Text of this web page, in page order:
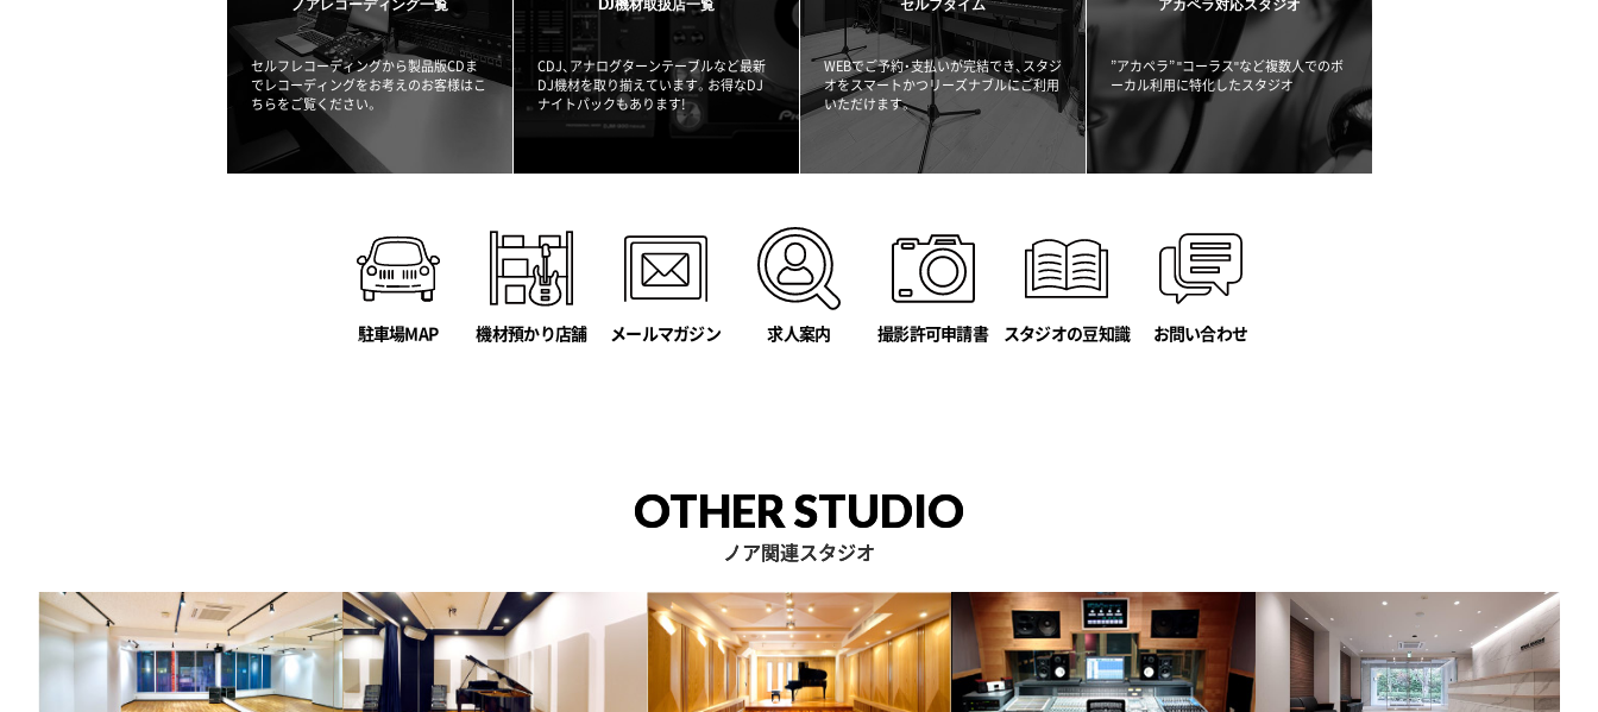
ノアレコーディング一覧
セルフレコーディングから製品版CDま
でレコーディングをお考えのお客様はこ
ちらをご覧ください。
DJ機材取扱店一覧
CDJ、アナログターンテーブルなど最新
DJ機材を取り揃えています。お得なDJ
ナイトパックもあります!
セルフタイム
WEBでご予約・支払いが完結でき、スタジ
オをスマートかつリーズナブルにご利用
いただけます。
アカペラ対応スタジオ
”アカペラ” "コーラス"など複数人でのボ
ーカル利用に特化したスタジオ
駐車場MAP 機材預かり店舗 メールマガジン 求人案内 撮影許可申請書 スタジオの豆知識 お問い合わせ
OTHER STUDIO
ノア関連スタジオ